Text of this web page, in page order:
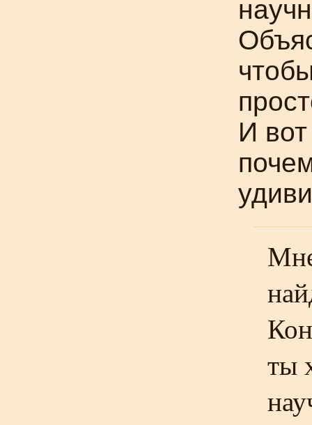
И
ты